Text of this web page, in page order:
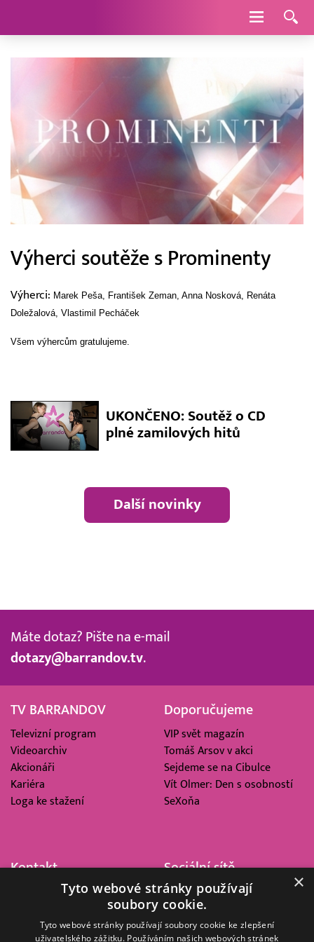
Navigace
Výherci soutěže s Prominenty
Výherci: Marek Peša, František Zeman, Anna Nosková, Renáta
Doležalová, Vlastimil Pecháček
Všem výhercům gratulujeme.
UKONČENO: Soutěž o CD
plné zamilových hitů
Další novinky
Máte dotaz? Pište na e-mail
dotazy@barrandov.tv.
TV BARRANDOV
Televizní program
Videoarchiv
Akcionáři
Kariéra
Loga ke stažení
Doporučujeme
VIP svět magazín
Tomáš Arsov v akci
Sejdeme se na Cibulce
Vít Olmer: Den s osobností
SeXoňa
Kontakt
Barrandov Televizní Studio,
Kříženeckého nám. 322
Sociální sítě
×
Tyto webové stránky používají
soubory cookie.
Tyto webové stránky používají soubory cookie ke zlepšení
uživatelského zážitku. Používáním našich webových stránek